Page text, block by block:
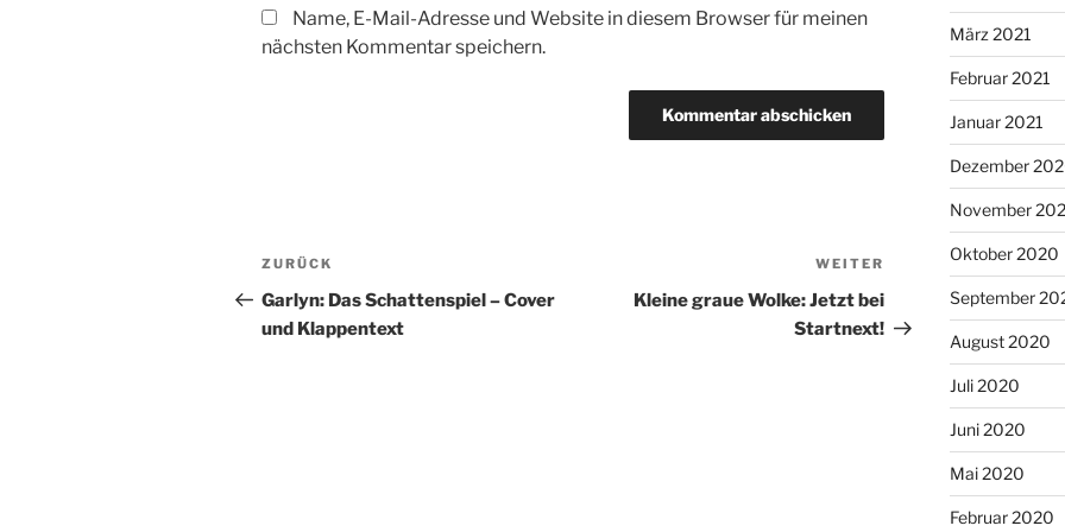
Name, E-Mail-Adresse und Website in diesem Browser für meinen
nächsten Kommentar speichern.
Beitragsnavigation
Vorheriger
Beitrag
ZURÜCK
Garlyn: Das Schattenspiel – Cover
und Klappentext
Nächster
Beitrag
WEITER
Kleine graue Wolke: Jetzt bei
Startnext!
März 2021
Februar 2021
Januar 2021
Dezember
November
Oktober 2020
September
August 2020
Juli 2020
Juni 2020
Mai 2020
Februar 2020